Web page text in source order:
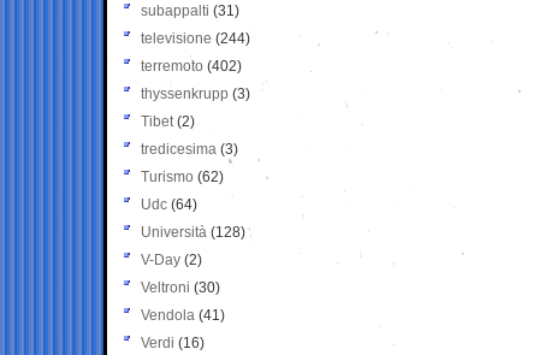
subappalti (31)
televisione(244)
terremoto (402)
thyssenkrupp (3)
Tibet(2)
tredicesima (3)
Turismo (62)
Udc (64)
Università (128)
V-Day (2)
Veltroni (30)
Vendola (41)
Verdi (16)